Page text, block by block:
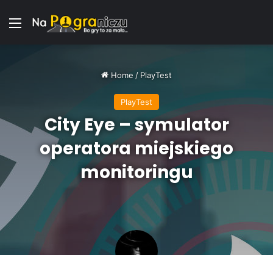
Menu
Home / PlayTest
PlayTest
City Eye – symulator
operatora miejskiego
monitoringu